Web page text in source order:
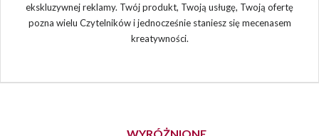
ekskluzywnej reklamy. Twój produkt, Twoją usługę, Twoją ofertę
pozna wielu Czytelników i jednocześnie staniesz się mecenasem
kreatywności.
WYRÓŻNIONE